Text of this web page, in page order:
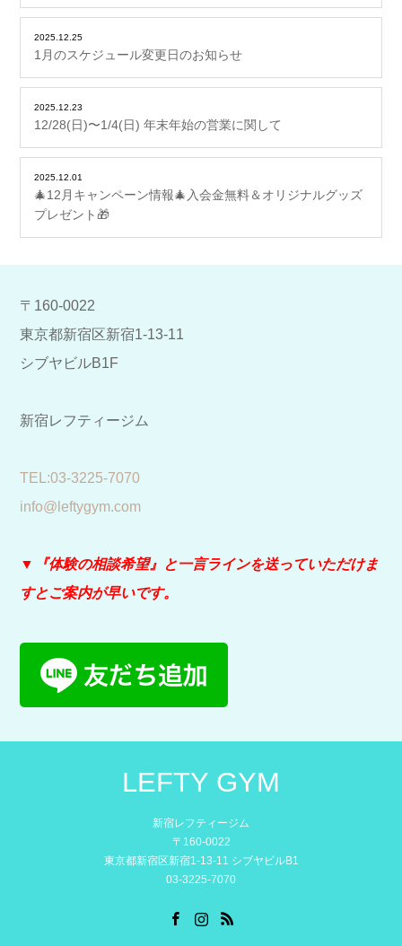
2025.12.25
1月のスケジュール変更日のお知らせ
2025.12.23
12/28(日)〜1/4(日) 年末年始の営業に関して
2025.12.01
🎄12月キャンペーン情報🎄入会金無料＆オリジナルグッズ
プレゼント🎁
〒160-0022
東京都新宿区新宿1-13-11
シブヤビルB1F
新宿レフティージム
​TEL:03-3225-7070
info@leftygym.com
▼『体験の相談希望』と一言ラインを送っていただけま
すとご案内が早いです。
LEFTY GYM
新宿レフティージム
〒160-0022
東京都新宿区新宿1-13-11 シブヤビルB1
03-3225-7070